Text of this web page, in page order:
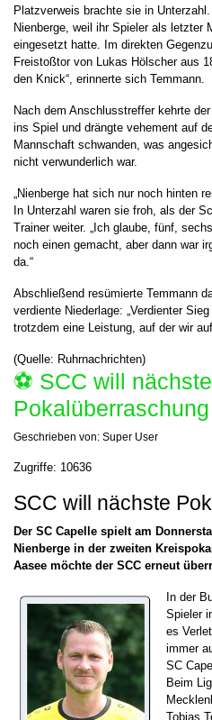
Platzverweis brachte sie in
Nienberge, weil ihr Spieler als letzter
eingesetzt hatte. Im direkten
Freistoßtor von Lukas Hölscher aus
den Knick“, erinnerte sich Temmann.
Nach dem Anschlusstreffer kehrte
ins Spiel und drängte vehement auf
Mannschaft schwanden, was
nicht verwunderlich war.
„Nienberge hat sich nur noch hinten
In Unterzahl waren sie froh, als der
Trainer weiter. „Ich glaube, fünf,
noch einen gemacht, aber dann war
da.“
Abschließend resümierte Temmann
verdiente Niederlage: „Verdienter
trotzdem eine Leistung, auf der wir
(Quelle: Ruhrnachrichten)
⚽️ SCC will nächste
Pokalüberraschung
Geschrieben von: Super User
Zugriffe: 10636
SCC will nächste
Der SC Capelle spielt am
Nienberge in der zweiten
Aasee möchte der SCC erneut
In der
Spieler
es
immer
SC
Beim
Tobias